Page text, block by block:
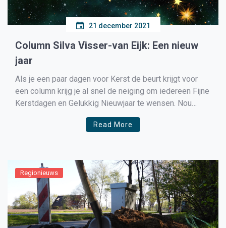
21 december 2021
Column Silva Visser-van Eijk: Een nieuw
jaar
Als je een paar dagen voor Kerst de beurt krijgt voor
een column krijg je al snel de neiging om iedereen Fijne
Kerstdagen en Gelukkig Nieuwjaar te wensen. Nou
wens ik dat iedereen natuurlijk toe, maar dit jaar is wel
extra speciaal om dat zomaar te zeggen. We hebben
Read More
Regionieuws